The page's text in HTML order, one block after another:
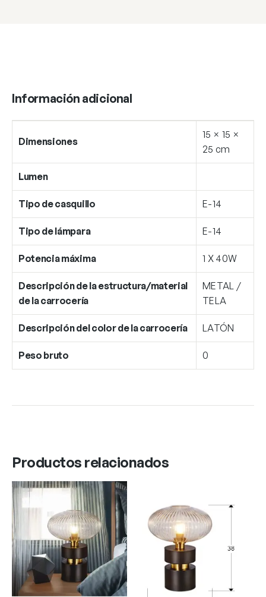
Información adicional
Dimensiones
15 × 15 ×
25 cm
Lumen
Tipo de casquillo E-14
Tipo de lámpara E-14
Potencia máxima 1 X 40W
Descripción de la estructura/material
de la carrocería
METAL /
TELA
Descripción del color de la carrocería LATÓN
Peso bruto 0
Productos relacionados